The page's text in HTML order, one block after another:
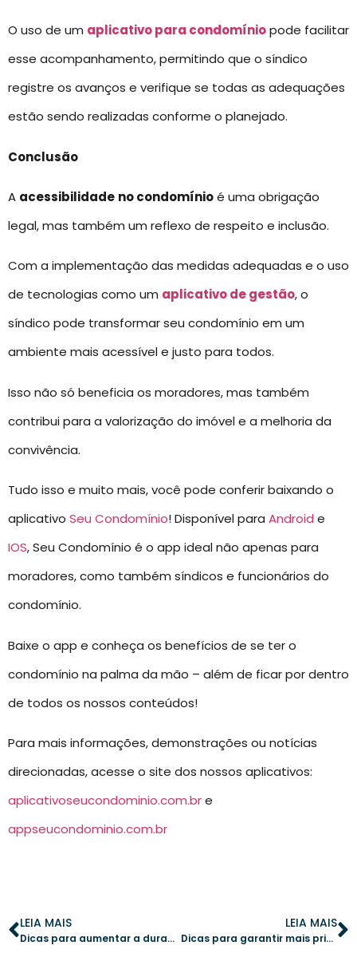
O uso de um aplicativo para condomíniopode facilitar
esse acompanhamento, permitindo que o síndico
registre os avanços e verifique se todas as adequações
estão sendo realizadas conforme o planejado.
Conclusão
A acessibilidade no condomínioé uma obrigação
legal, mas também um reflexo de respeito e inclusão.
Com a implementação das medidas adequadas e o uso
de tecnologias como um aplicativo de gestão, o
síndico pode transformar seu condomínio em um
ambiente mais acessível e justo para todos.
Isso não só beneficia os moradores, mas também
contribui para a valorização do imóvel e a melhoria da
convivência.
Tudo isso e muito mais, você pode conferir baixando o
aplicativo Seu Condomínio! Disponível para Android e
IOS, Seu Condomínio é o app ideal não apenas para
moradores, como também síndicos e funcionários do
condomínio.
Baixe o app e conheça os benefícios de se ter o
condomínio na palma da mão – além de ficar por dentro
de todos os nossos conteúdos!
Para mais informações, demonstrações ou notícias
direcionadas, acesse o site dos nossos aplicativos:
aplicativoseucondominio.com.bre
appseucondominio.com.br
LEIA MAIS
Dicas para aumentar a durabilidade dos móveis nas áreas comuns: práticas que garantem longevidade
LEIA MAIS
Dicas para garantir mais privacidade nas áreas comuns do condomínio